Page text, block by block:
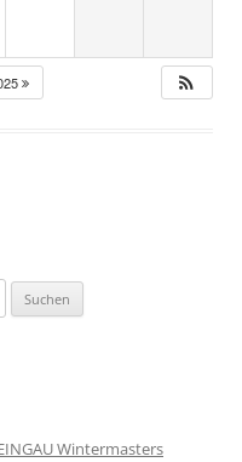
Wintermasters